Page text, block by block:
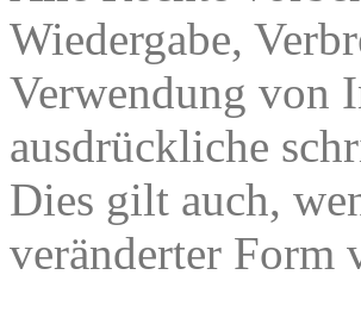
Wiedergabe,
Verwendung von
ausdrückliche
Dies gilt auch,
veränderter Form